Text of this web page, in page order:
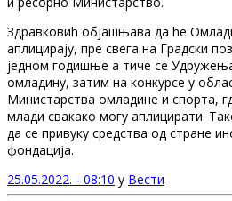
Здравковић објашњава да ће
аплицирају, пре свега на Градски
једном годишње а тиче се
омладину, затим на конкурсе у
Министарства омладине и спорта,
млади свакако могу аплицирати.
да се привуку средства од стране
фондација.
25.05.2022. - 08:10 у Вести